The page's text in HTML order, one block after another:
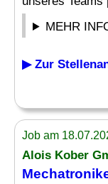
MEHR
▶ Zur
Job am
Alois Kober